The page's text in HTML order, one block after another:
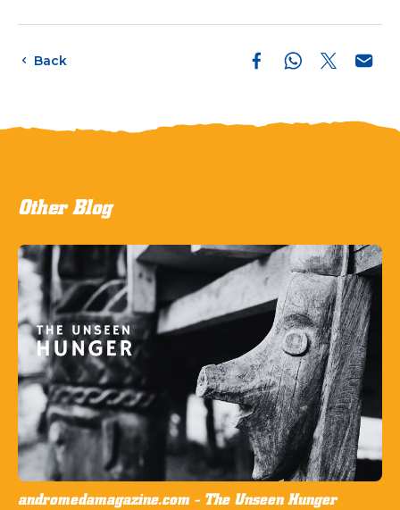
Back
Other Blog
andromedamagazine.com - The Unseen Hunger